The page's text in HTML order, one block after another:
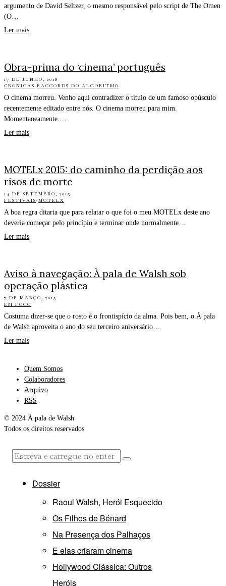
argumento de David Seltzer, o mesmo responsável pelo script de The Omen
(O…
Ler mais
Obra-prima do ‘cinema’ português
17 DE JUNHO, 2018
CRÓNICAS·RACCORDS DO ALGORITMO
O cinema morreu. Venho aqui contradizer o título de um famoso opúsculo
recentemente editado entre nós. O cinema morreu para mim.
Momentaneamente.…
Ler mais
MOTELx 2015: do caminho da perdição aos
risos de morte
14 DE SETEMBRO, 2015
FESTIVAIS·MOTELX
A boa regra ditaria que para relatar o que foi o meu MOTELx deste ano
deveria começar pelo princípio e terminar onde normalmente…
Ler mais
Aviso à navegação: À pala de Walsh sob
operação plástica
7 DE MARÇO, 2015
EM FOCO
Costuma dizer-se que o rosto é o frontispício da alma. Pois bem, o À pala
de Walsh aproveita o ano do seu terceiro aniversário…
Ler mais
Quem Somos
Colaboradores
Arquivo
RSS
© 2024 À pala de Walsh
Todos os direitos reservados
Dossier
Raoul Walsh, Herói Esquecido
Os Filhos de Bénard
Na Presença dos Palhaços
E elas criaram cinema
Hollywood Clássica: Outros
Heróis